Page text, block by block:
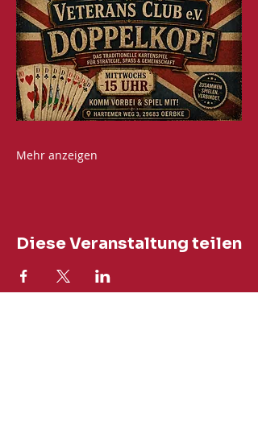
Mehr anzeigen
Diese Veranstaltung teilen